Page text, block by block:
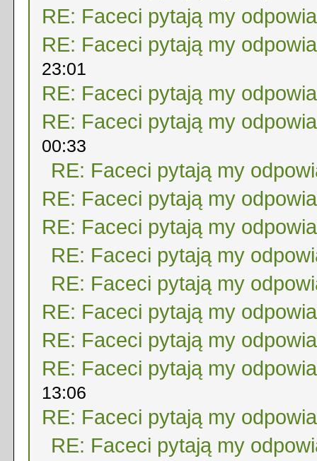
RE: Faceci pytają my
RE: Faceci pytają my
23:01
RE: Faceci pytają my
RE: Faceci pytają my
00:33
RE: Faceci pytają my
RE: Faceci pytają my
RE: Faceci pytają my
RE: Faceci pytają my
RE: Faceci pytają my
RE: Faceci pytają my
RE: Faceci pytają my
RE: Faceci pytają my
13:06
RE: Faceci pytają my
RE: Faceci pytają my